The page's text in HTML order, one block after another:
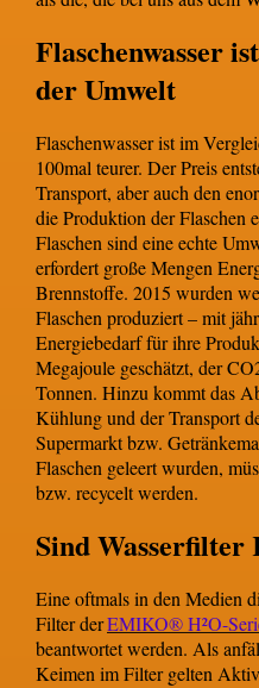
Flaschenwasser
der Umwelt
Flaschenwasser ist im
100mal teurer. Der Preis
Transport, aber auch den
die Produktion der Flaschen
Flaschen sind eine echte
erfordert große Mengen
Brennstoffe. 2015 wurden
Flaschen produziert – mit
Energiebedarf für ihre
Megajoule geschätzt, der
Tonnen. Hinzu kommt das
Kühlung und der Transport
Supermarkt bzw.
Flaschen geleert wurden,
bzw. recycelt werden.
Sind Wasserfilter
Eine oftmals in den Medien
Filter derEMIKO® H²O-
beantwortet werden. Als
Keimen im Filter gelten